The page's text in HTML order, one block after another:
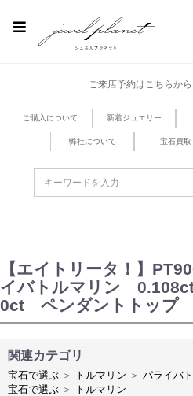
ご来店予約はこちらから
ご購入について 新着ジュエリー
弊社について 宝石買取
【エイトリータ！】
イバトルマリン
0ct ペンダントトップ
関連カテゴリ
宝石で選ぶ ＞ トルマリン ＞ パライバ
宝石で選ぶ ＞
トルマリン